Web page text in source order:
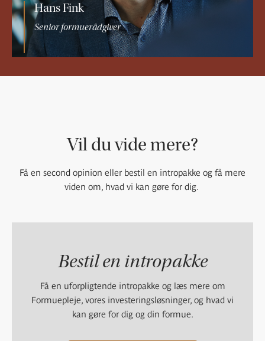
Hans Fink
Senior formuerådgiver
Vil du vide mere?
Få en second opinion eller bestil en intropakke og få mere
viden om, hvad vi kan gøre for dig.
Bestil en intropakke
Få en uforpligtende intropakke og læs mere om
Formuepleje, vores investeringsløsninger, og hvad vi
kan gøre for dig og din formue.